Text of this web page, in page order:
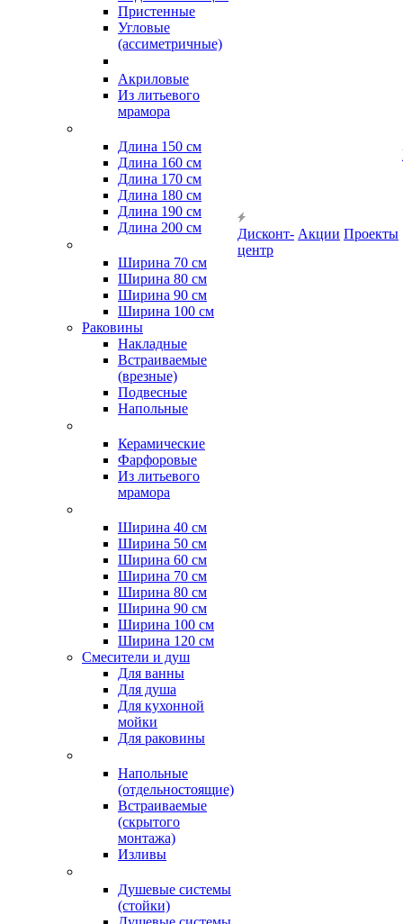
Пристенные
Угловые
(ассиметричные)
Акриловые
Из литьевого
мрамора
Длина 150 см
Длина 160 см
Длина 170 см
Длина 180 см
Длина 190 см
Длина 200 см
Ширина 70 см
Ширина 80 см
Ширина 90 см
Ширина 100 см
Раковины
Накладные
Встраиваемые
(врезные)
Подвесные
Напольные
Керамические
Фарфоровые
Из литьевого
мрамора
Ширина 40 см
Ширина 50 см
Ширина 60 см
Ширина 70 см
Ширина 80 см
Ширина 90 см
Ширина 100 см
Ширина 120 см
Смесители и душ
Для ванны
Для душа
Для кухонной
мойки
Для раковины
Напольные
(отдельностоящие)
Встраиваемые
(скрытого
монтажа)
Изливы
Душевые системы
(стойки)
Дисконт-
центр
Акции Проекты